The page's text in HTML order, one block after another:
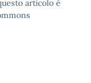
articolo è